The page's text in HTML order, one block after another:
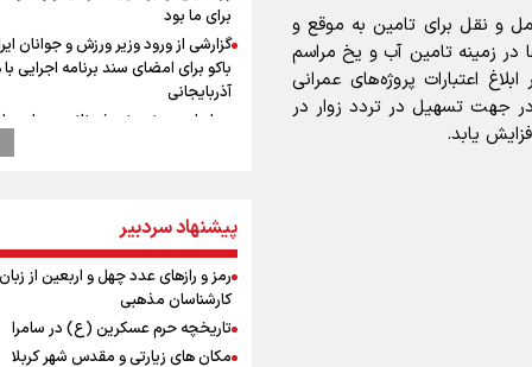
و نقل برای تامین به موقع و
در زمینه تامین آب و یخ مراسم
اعتبارات پروژه‌های عمرانی
جهت تسهیل در تردد زوار در
یابد.
برای ما بود
گزارشی از ورود وزیر ورزش و جوانان
باکو برای امضای سند برنامه اجرایی
آذربایجانی
عماد احمدوند : نسخه نانویی برای حل
امضا شد
وزیر خارجه مصر: رژیم اسراییل بدون
حقوق مشروع مردم فلسطین امنیت
داشت
مستمری مددجویان کفاف زندگی را
/ حمایت از ۱۹هزار زن‌ سرپرست خانوار
پیشنهاد سردبیر
رمز و رازهای عدد چهل و اربعین از زبان
کارشناسان مذهبی
تاریخچه حرم عسکرین (ع) در سامرا
مکان های زیارتی و مقدس شهر کربلا